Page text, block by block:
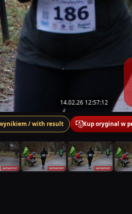
14.02.26 12:57:12
/ with result Kup oryginal w